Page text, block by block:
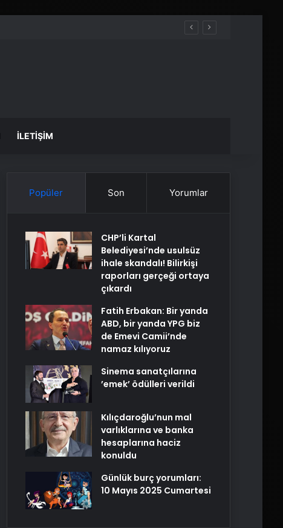
İLETIŞIM
Popüler Son Yorumlar
CHP’li Kartal
Belediyesi’nde usulsüz
ihale skandalı! Bilirkişi
raporları gerçeği ortaya
çıkardı
Fatih Erbakan: Bir yanda
ABD, bir yanda YPG biz
de Emevi Camii’nde
namaz kılıyoruz
Sinema sanatçılarına
’emek’ ödülleri verildi
Kılıçdaroğlu’nun mal
varlıklarına ve banka
hesaplarına haciz
konuldu
Günlük burç yorumları:
10 Mayıs 2025 Cumartesi